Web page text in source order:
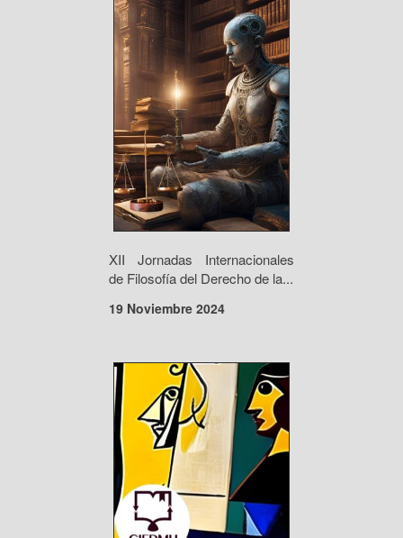
XII Jornadas Internacionales
de Filosofía del Derecho de la...
19 Noviembre 2024